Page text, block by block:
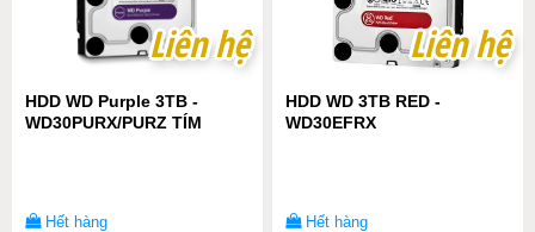
Liên hệ
Liên hệ
HDD WD Purple 3TB -
WD30PURX/PURZ TÍM
Hết hàng
Liên hệ
Liên hệ
HDD WD 3TB RED -
WD30EFRX
Hết hàng